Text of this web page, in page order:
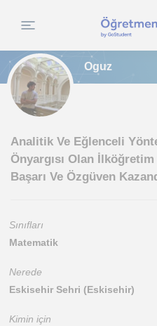
Oguz
Analitik Ve Eğlenceli
Önyargısı Olan
Başarı Ve Özgüven
Sınıfları
Matematik
Nerede
Eskisehir Sehri (Eskisehir)
Kimin için